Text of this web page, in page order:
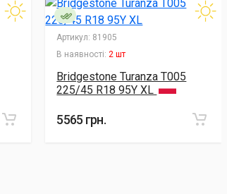
Артикул: 81905
В наявності: 2 шт
Bridgestone Turanza T005
225/45 R18 95Y XL
5565 грн.